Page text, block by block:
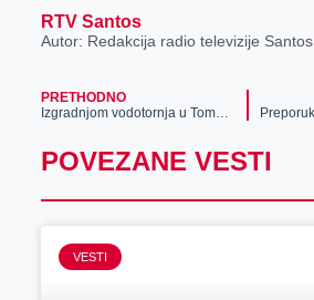
RTV Santos
Autor: Redakcija radio televizije Santos
PRETHODNO
Izgradnjom vodotornja u Tomaševcu, rešen je dugogodišnji problem
POVEZANE VESTI
VESTI